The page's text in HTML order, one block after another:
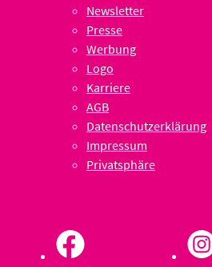
Newsletter
Presse
Werbung
Logo
Karriere
AGB
Datenschutzerklärung
Impressum
Privatsphäre